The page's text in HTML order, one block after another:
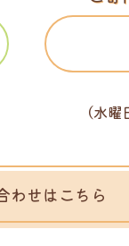
（水
わせはこちら